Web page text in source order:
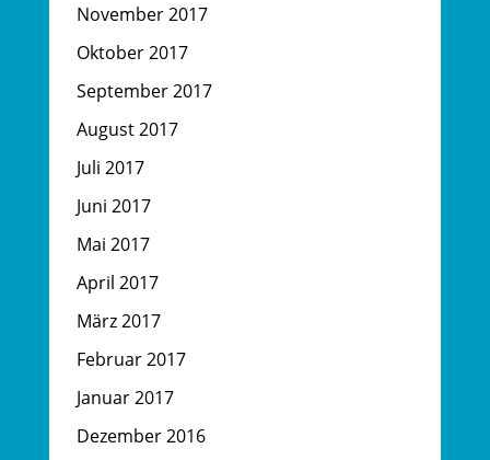
November 2017
Oktober 2017
September 2017
August 2017
Juli 2017
Juni 2017
Mai 2017
April 2017
März 2017
Februar 2017
Januar 2017
Dezember 2016